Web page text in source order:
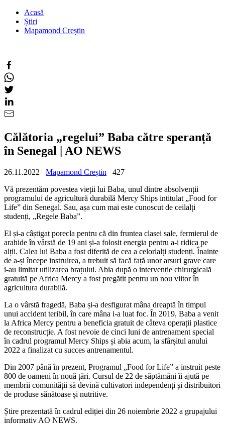
Acasă
Știri
Mapamond Creștin
Călătoria „regelui” Baba către speranță
în Senegal | AO NEWS
26.11.2022 Mapamond Creștin
427
Vă prezentăm povestea vieții lui Baba, unul dintre absolvenții
programului de agricultură durabilă Mercy Ships intitulat „Food for
Life” din Senegal. Sau, așa cum mai este cunoscut de ceilalți
studenți, „Regele Baba”.
El și-a câștigat porecla pentru că din fruntea clasei sale, fermierul de
arahide în vârstă de 19 ani și-a folosit energia pentru a-i ridica pe
alții. Calea lui Baba a fost diferită de cea a celorlalți studenți. Înainte
de a-și începe instruirea, a trebuit să facă față unor arsuri grave care
i-au limitat utilizarea brațului. Abia după o intervenție chirurgicală
gratuită pe Africa Mercy a fost pregătit pentru un nou viitor în
agricultura durabilă.
La o vârstă fragedă, Baba și-a desfigurat mâna dreaptă în timpul
unui accident teribil, în care mâna i-a luat foc. În 2019, Baba a venit
la Africa Mercy pentru a beneficia gratuit de câteva operații plastice
de reconstrucție. A fost nevoie de cinci luni de antrenament special
în cadrul programul Mercy Ships și abia acum, la sfârșitul anului
2022 a finalizat cu succes antrenamentul.
Din 2007 până în prezent, Programul „Food for Life” a instruit peste
800 de oameni în nouă țări. Cursul de 22 de săptămâni îi ajută pe
membrii comunității să devină cultivatori independenți și distribuitori
de produse sănătoase și nutritive.
Știre prezentată în cadrul ediției din 26 noiembrie 2022 a grupajului
informativ AO NEWS.